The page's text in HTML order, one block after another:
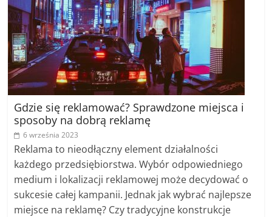
Gdzie się reklamować? Sprawdzone miejsca i
sposoby na dobrą reklamę
6 września 2023
Reklama to nieodłączny element działalności
każdego przedsiębiorstwa. Wybór odpowiedniego
medium i lokalizacji reklamowej może decydować o
sukcesie całej kampanii. Jednak jak wybrać najlepsze
miejsce na reklamę? Czy tradycyjne konstrukcje